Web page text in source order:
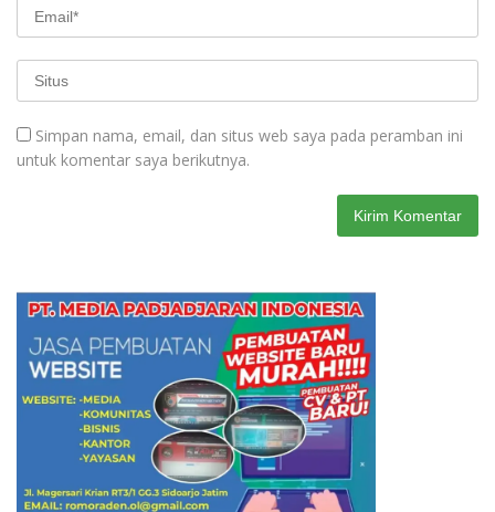
Simpan nama, email, dan situs web saya pada peramban ini
untuk komentar saya berikutnya.